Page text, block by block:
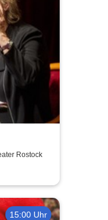
Rostock
15:00 Uhr